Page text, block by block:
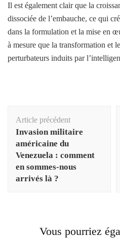
Il est également clair que la
dissociée de l’embauche, ce qui
dans la formulation et la mise en
à mesure que la transformation et
perturbateurs induits par
d'article
Article précédent
Invasion militaire
américaine du
Venezuela : comment
en sommes-nous
arrivés là ?
Vous pourriez